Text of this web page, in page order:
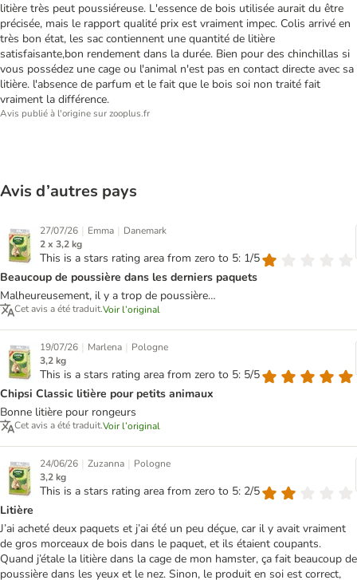
litière très peut poussiéreuse. L'essence de bois utilisée aurait du être
précisée, mais le rapport qualité prix est vraiment impec. Colis arrivé en
très bon état, les sac contiennent une quantité de litière
satisfaisante,bon rendement dans la durée. Bien pour des chinchillas si
vous possédez une cage ou l'animal n'est pas en contact directe avec sa
litière. l'absence de parfum et le fait que le bois soi non traité fait
vraiment la différence.
Avis publié à l'origine sur zooplus.fr
Avis d’autres pays
27/07/26 | Emma | Danemark
2 x 3,2 kg
This is a stars rating area from zero to 5: 1/5
Beaucoup de poussière dans les derniers paquets
Malheureusement, il y a trop de poussière…
Cet avis a été traduit.Voir l’original
19/07/26 | Marlena | Pologne
3,2 kg
This is a stars rating area from zero to 5: 5/5
Chipsi Classic litière pour petits animaux
Bonne litière pour rongeurs
Cet avis a été traduit.Voir l’original
24/06/26 | Zuzanna | Pologne
3,2 kg
This is a stars rating area from zero to 5: 2/5
Litière
J’ai acheté deux paquets et j’ai été un peu déçue, car il y avait vraiment
de gros morceaux de bois dans le paquet, et ils étaient coupants.
Quand j’étale la litière dans la cage de mon hamster, ça fait beaucoup de
poussière dans les yeux et le nez. Sinon, le produit en soi est correct,